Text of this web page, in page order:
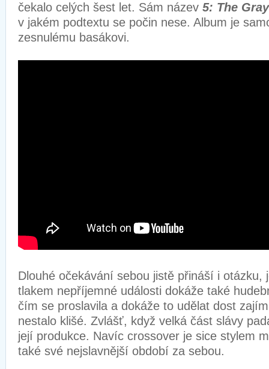
čekalo celých šest let. Sám název 5: The
v jakém podtextu se počin nese. Album je
zesnulému basákovi.
Dlouhé očekávání sebou jistě přináší i otázku,
tlakem nepříjemné události dokáže také
čím se proslavila a dokáže to udělat dost
nestalo klišé. Zvlášť, když velká část slávy
její produkce. Navíc crossover je sice stylem
také své nejslavnější období za sebou.